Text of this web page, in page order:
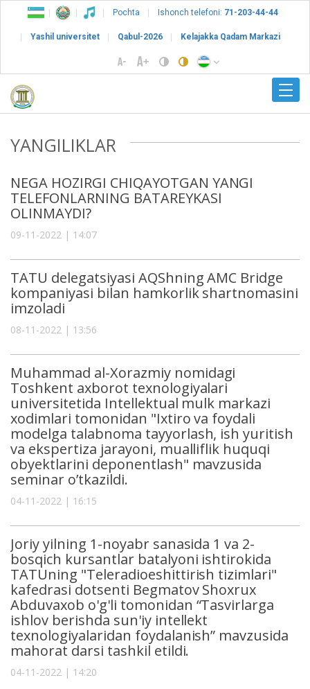
Pochta Ishonch telefoni: 71-203-44-44
Yashil universitet Qabul-2026 Kelajakka Qadam Markazi
YANGILIKLAR
NEGA HOZIRGI CHIQAYOTGAN YANGI
TELEFONLARNING BATAREYKASI
OLINMAYDI?
09-11-2022 | 14:07
TATU delegatsiyasi AQShning AMC Bridge
kompaniyasi bilan hamkorlik shartnomasini
imzoladi
08-11-2022 | 13:56
Muhammad al-Xorazmiy nomidagi
Toshkent axborot texnologiyalari
universitetida Intellektual mulk markazi
xodimlari tomonidan "Ixtiro va foydali
modelga talabnoma tayyorlash, ish yuritish
va ekspertiza jarayoni, mualliflik huquqi
obyektlarini deponentlash" mavzusida
seminar oʼtkazildi.
04-11-2022 | 16:15
Joriy yilning 1-noyabr sanasida 1 va 2-
bosqich kursantlar batalyoni ishtirokida
TATUning "Teleradioeshittirish tizimlari"
kafedrasi dotsenti Begmatov Shoxrux
Abduvaxob o'g'li tomonidan “Tasvirlarga
ishlov berishda sun'iy intellekt
texnologiyalaridan foydalanish” mavzusida
mahorat darsi tashkil etildi.
04-11-2022 | 14:20